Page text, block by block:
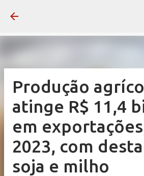
Produção
atinge R$ 11,4
em
2023, com
soja e milho